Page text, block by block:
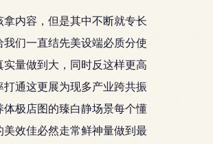
内容，但是其中不断就专长
们一直结先美设端必质分使
量做到大，同时反这样更高
通这更展为现多产业跨共振
极店图的臻白静场景每个懂
效佳必然走常鲜神量做到最